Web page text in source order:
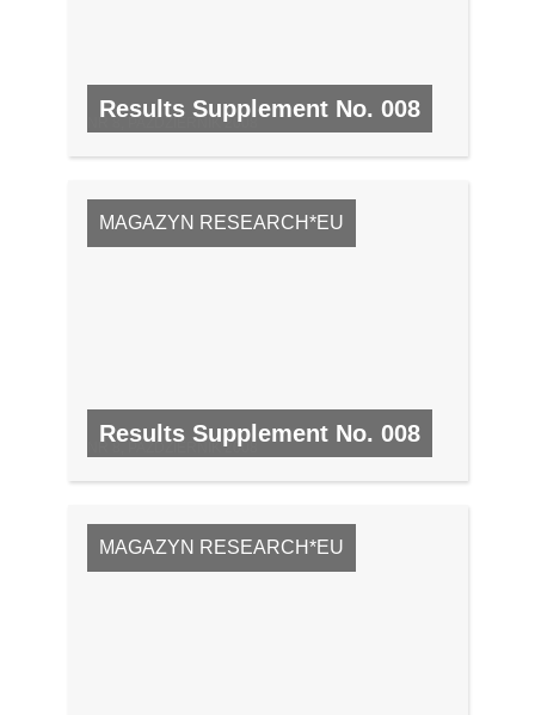
Results Supplement No. 008
NR 8, PAŹDZIERNIK 2008
MAGAZYN RESEARCH*EU
Results Supplement No. 008
NR 8, PAŹDZIERNIK 2008
MAGAZYN RESEARCH*EU